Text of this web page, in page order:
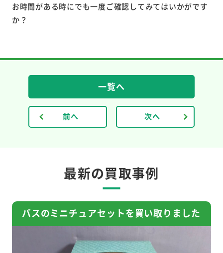
お時間がある時にでも一度ご確認してみてはいかがです
か？
前へ
一覧へ
次へ
最新の買取事例
バスのミニチュアセットを買い取りました